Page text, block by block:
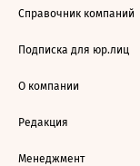
Справочник компаний
Подписка для юр.лиц
О компании
Редакция
Менеджмент